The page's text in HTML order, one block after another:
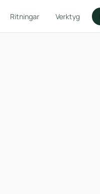
Ritningar Verktyg